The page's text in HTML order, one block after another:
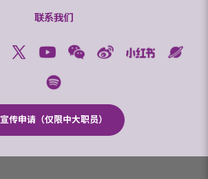
联系我们
宣传申请（仅限中大职员）